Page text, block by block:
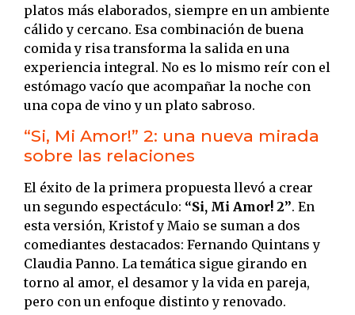
platos más elaborados, siempre en un ambiente
cálido y cercano. Esa combinación de buena
comida y risa transforma la salida en una
experiencia integral. No es lo mismo reír con el
estómago vacío que acompañar la noche con
una copa de vino y un plato sabroso.
“Si, Mi Amor!” 2: una nueva mirada
sobre las relaciones
El éxito de la primera propuesta llevó a crear
un segundo espectáculo: “Si, Mi Amor! 2”. En
esta versión, Kristof y Maio se suman a dos
comediantes destacados: Fernando Quintans y
Claudia Panno. La temática sigue girando en
torno al amor, el desamor y la vida en pareja,
pero con un enfoque distinto y renovado.